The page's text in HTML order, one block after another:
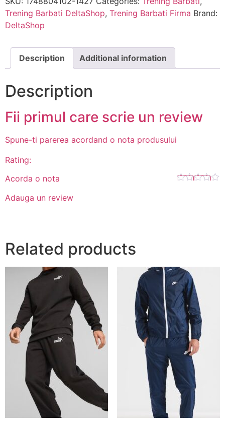
Trening Barbati DeltaShop, Trening Barbati Firma Brand:
DeltaShop
Description Additional information
Description
Fii primul care scrie un review
Spune-ti parerea acordand o nota produsului
Rating:
Acorda o nota
Adauga un review
Related products